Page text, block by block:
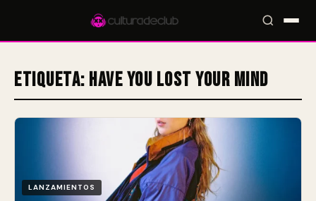
Accesos rápidos: 🎪 Eventos🎤 Artistas📍 Locales📰 Magazine
Etiqueta: Have You Lost Your Mind
LANZAMIENTOS